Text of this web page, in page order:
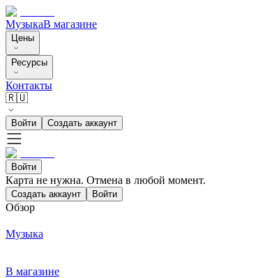
МузыкаВ магазине
Цены
Ресурсы
Контакты
🇷🇺
Войти Создать аккаунт
Войти
Карта не нужна. Отмена в любой момент.
Создать аккаунт Войти
Обзор
Музыка
В магазине